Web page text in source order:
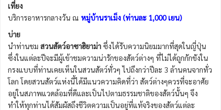
เที่ยง
บริการอาหารกลางวัน ณ หมู่บ้านราเม็ง (ท่านละ 1,000 เยน)
บ่าย
นำท่านชม สวนสัตว์อาซาฮิยาม่า ซึ่งได้รับความนิยมมากที่สุดในญี่ปุ่น
ซึ่งในแต่ละปีจะมีผู้เข้าชมความน่ารักของสัตว์ต่างๆ ที่ไม่ได้ถูกกักขังใน
กรงแบบที่ท่านเคยเห็นในสวนสัตว์ทั่วๆ ไปถึงกว่าปีละ 3 ล้านคนจากทั่ว
โลก โดยสวนสัตว์แห่งนี้ได้มีแนวความคิดที่ว่า สัตว์ต่างๆควรที่จะอาศัย
อยู่ในสภาพแวดล้อมที่ดีและเป็นไปตามธรรมชาติของสัตว์นั้นๆ จึง
ทำให้ทุกท่านได้สัมผัสถึงชีวิตความเป็นอยู่ที่แท้จริงของสัตว์แต่ละ